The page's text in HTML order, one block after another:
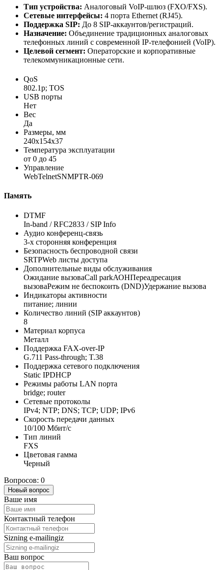
Тип устройства: Аналоговый VoIP-шлюз (FXO/FXS).
Сетевые интерфейсы: 4 порта Ethernet (RJ45).
Поддержка SIP: До 8 SIP-аккаунтов/регистраций.
Назначение: Объединение традиционных аналоговых
телефонных линий с современной IP-телефонией (VoIP).
Целевой сегмент: Операторские и корпоративные
телекоммуникационные сети.
QoS
802.1p; TOS
USB порты
Нет
Вес
Да
Размеры, мм
240х154х37
Температура эксплуатации
от 0 до 45
Управление
WebTelnetSNMPTR-069
Память
DTMF
In-band / RFC2833 / SIP Info
Аудио конференц-связь
3-х сторонняя конференция
Безопасность беспроводной связи
SRTPWeb листы доступа
Дополнительные виды обслуживания
Ожидание вызоваCall parkАОНПереадресация
вызоваРежим не беспокоить (DND)Удержание вызова
Индикаторы активности
питание; линии
Количество линий (SIP аккаунтов)
8
Материал корпуса
Металл
Поддержка FAX-over-IP
G.711 Pass-through; T.38
Поддержка сетевого подключения
Static IPDHCP
Режимы работы LAN порта
bridge; router
Сетевые протоколы
IPv4; NTP; DNS; TCP; UDP; IPv6
Скорость передачи данных
10/100 Мбит/с
Тип линий
FXS
Цветовая гамма
Черный
Вопросов: 0
Новый вопрос
Ваше имя
Контактный телефон
Sizning e-mailingiz
Ваш вопрос